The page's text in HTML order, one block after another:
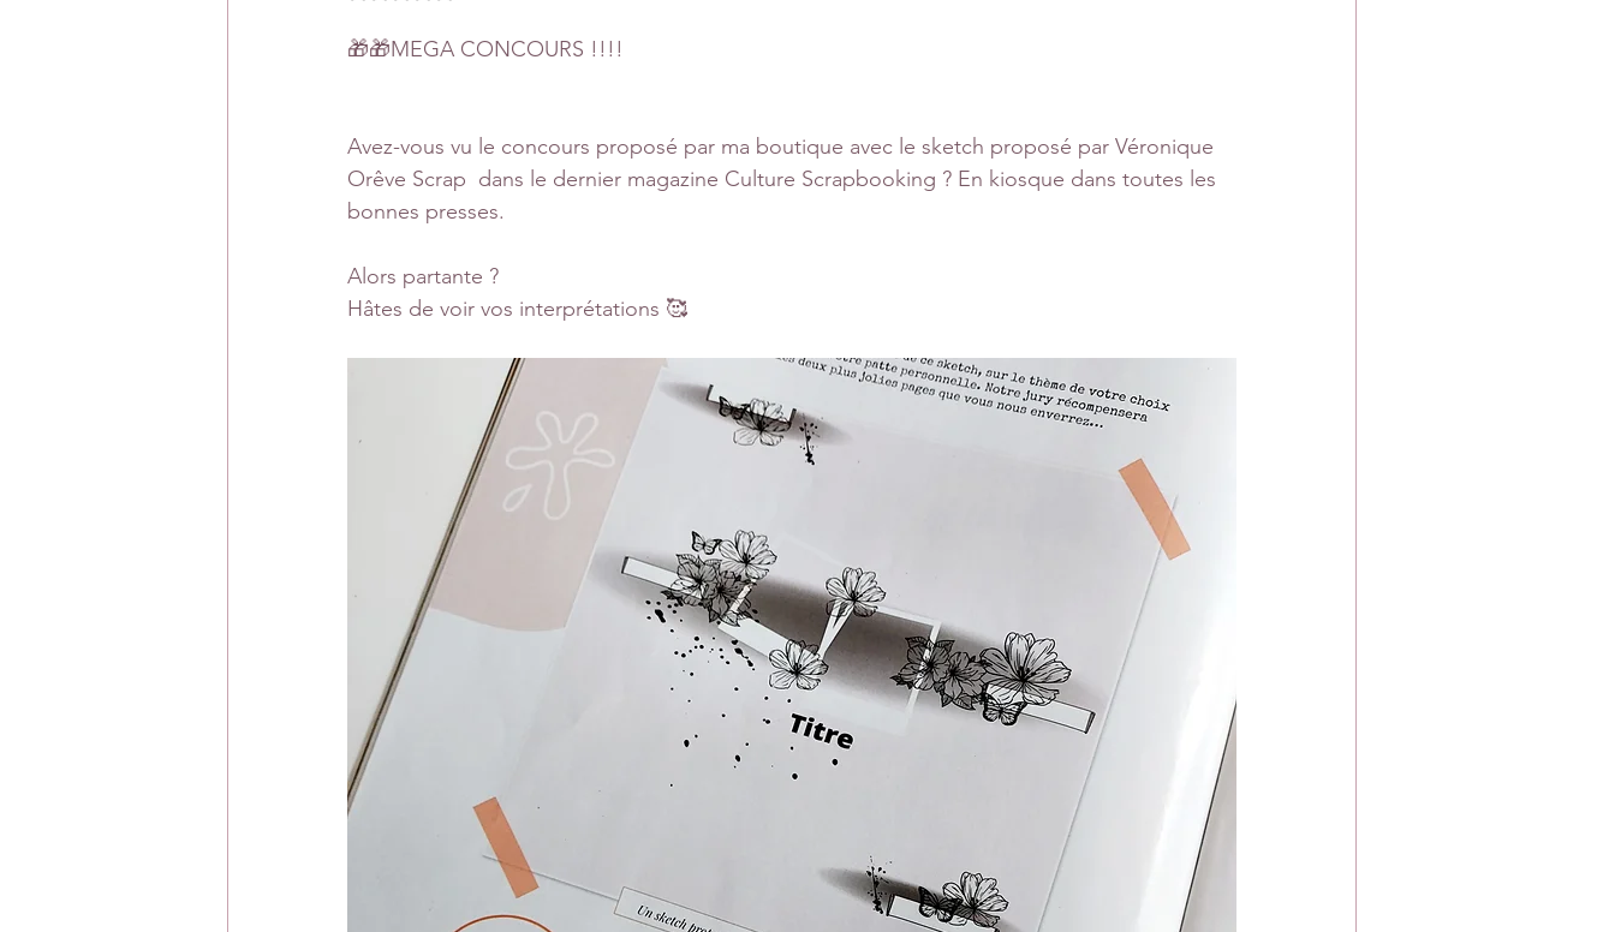
DT Véronique DT Céline DT Tiffany
Rétrospectives de l’année écoulée Invitées surprise pages
🎁🎁MEGA CONCOURS !!!!
Avez-vous vu le concours proposé par ma boutique avec le sketch proposé par Véronique
Orêve Scrap  dans le dernier magazine Culture Scrapbooking ? En kiosque dans toutes les
bonnes presses.
Alors partante ?
Hâtes de voir vos interprétations 🥰